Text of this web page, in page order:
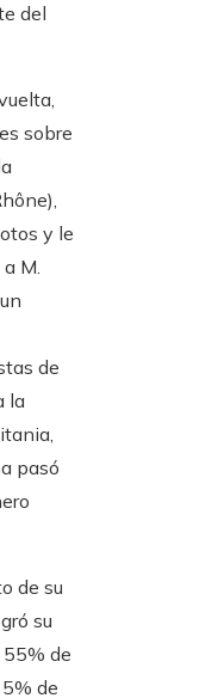
del
sobre
y le
a M.
de
la
pasó
de su
su
de
de